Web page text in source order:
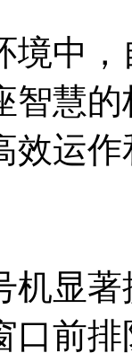
中，
智慧
效运
显著
口前